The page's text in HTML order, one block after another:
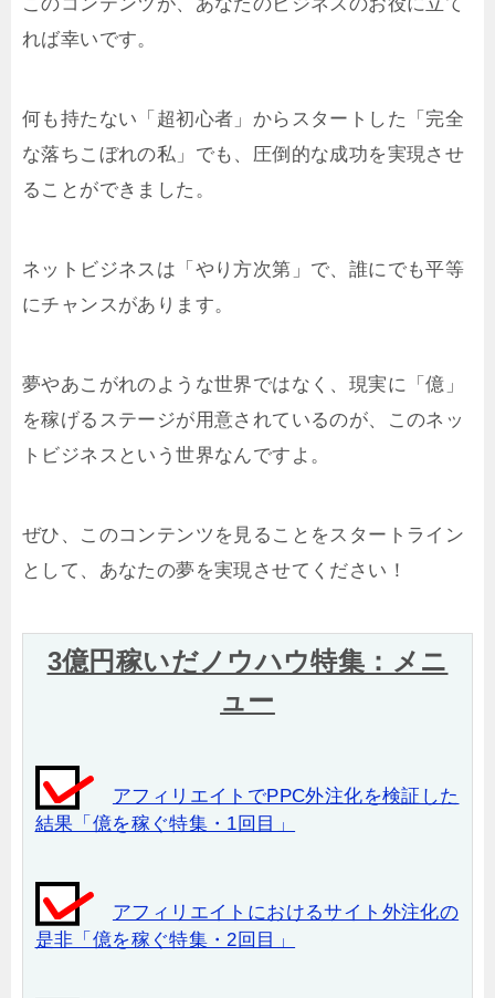
れば幸いです。
何も持たない「超初心者」からスタートした「完全
な落ちこぼれの私」でも、圧倒的な成功を実現させ
ることができました。
ネットビジネスは「やり方次第」で、誰にでも平等
にチャンスがあります。
夢やあこがれのような世界ではなく、現実に「億」
を稼げるステージが用意されているのが、このネッ
トビジネスという世界なんですよ。
ぜひ、このコンテンツを見ることをスタートライン
として、あなたの夢を実現させてください！
3億円稼いだノウハウ特集：メニ
ュー
アフィリエイトでPPC外注化を検証した
結果「億を稼ぐ特集・1回目」
アフィリエイトにおけるサイト外注化の
是非「億を稼ぐ特集・2回目」